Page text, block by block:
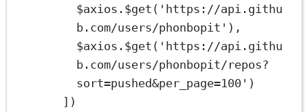
$axios. $get ( 'https://api.githu
b.com/users/phonbopit' ),
$axios. $get ( 'https://api.githu
b.com/users/phonbopit/repos?
sort=pushed&per_page=100' )
])